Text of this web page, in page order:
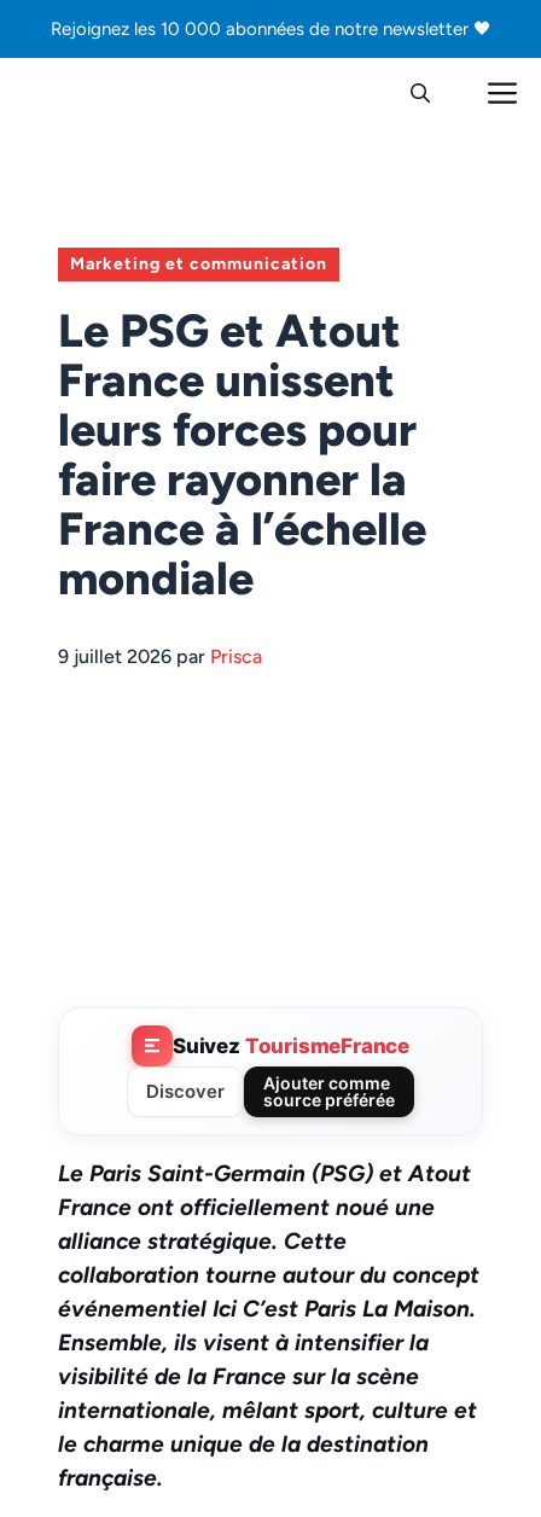
Rejoignez les 10 000 abonnées de notre newsletter 🖤
Marketing et communication
Le PSG et Atout
France unissent
leurs forces pour
faire rayonner la
France à l’échelle
mondiale
9 juillet 2026 par Prisca
Suivez TourismeFrance
Discover
Ajouter comme
source préférée
Le Paris Saint-Germain (PSG) et Atout
France ont officiellement noué une
alliance stratégique. Cette
collaboration tourne autour du concept
événementiel Ici C’est Paris La Maison.
Ensemble, ils visent à intensifier la
visibilité de la France sur la scène
internationale, mêlant sport, culture et
le charme unique de la destination
française.